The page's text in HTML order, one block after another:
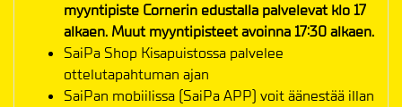
myyntipiste Cornerin edustalla palvelevat klo 17
alkaen. Muut myyntipisteet avoinna 17:30 alkaen.
SaiPa Shop Kisapuistossa palvelee
ottelutapahtuman ajan
SaiPan mobiilissa (SaiPa APP) voit äänestää illan